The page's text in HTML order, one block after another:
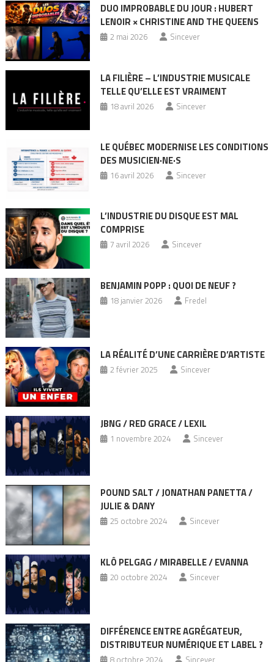
DUO IMPROBABLE DU JOUR : HUBERT
LENOIR × CHRISTINE AND THE QUEENS
2 mai 2026 Sincever
LA FILIÈRE – L’INDUSTRIE MUSICALE
TELLE QU’ELLE EST VRAIMENT
18 avril 2026 Sincever
LE QUÉBEC MODERNISE LES CONDITIONS
DES MUSICIEN·NE·S
16 avril 2026 Sincever
L’INDUSTRIE DU DISQUE EST MAL
COMPRISE
7 avril 2026 Sincever
BENJAMIN POPP : QUOI DE NEUF ?
18 janvier 2026 Fredel
LA RÉALITÉ D’UNE CARRIÈRE D’ARTISTE
2 février 2025 Sincever
JBNG / RED GRACE / LEXIL
1 novembre 2024 Sincever
POUND SALT / JONATHAN PANETTA /
JULIE & DANY
25 octobre 2024 Sincever
KLÔ PELGAG / MIRABELLE / EVANNA
20 octobre 2024 Sincever
DIFFÉRENCE ENTRE AGRÉGATEUR,
DISTRIBUTEUR NUMÉRIQUE ET LABEL ?